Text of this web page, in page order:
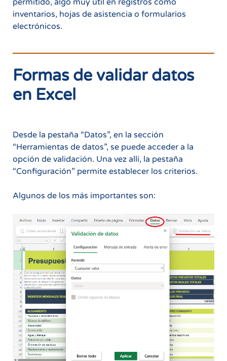
permitido, algo muy útil en registros como
inventarios, hojas de asistencia o formularios
electrónicos.
Formas de validar datos
en Excel
Desde la pestaña “Datos”, en la sección
“Herramientas de datos”, se puede acceder a la
opción de validación. Una vez allí, la pestaña
“Configuración” permite establecer los criterios.
Algunos de los más importantes son: